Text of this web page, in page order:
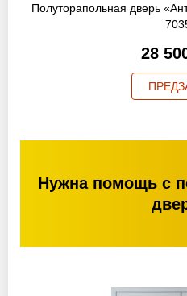
Полуторапольная дверь
28
Нужна помощь с